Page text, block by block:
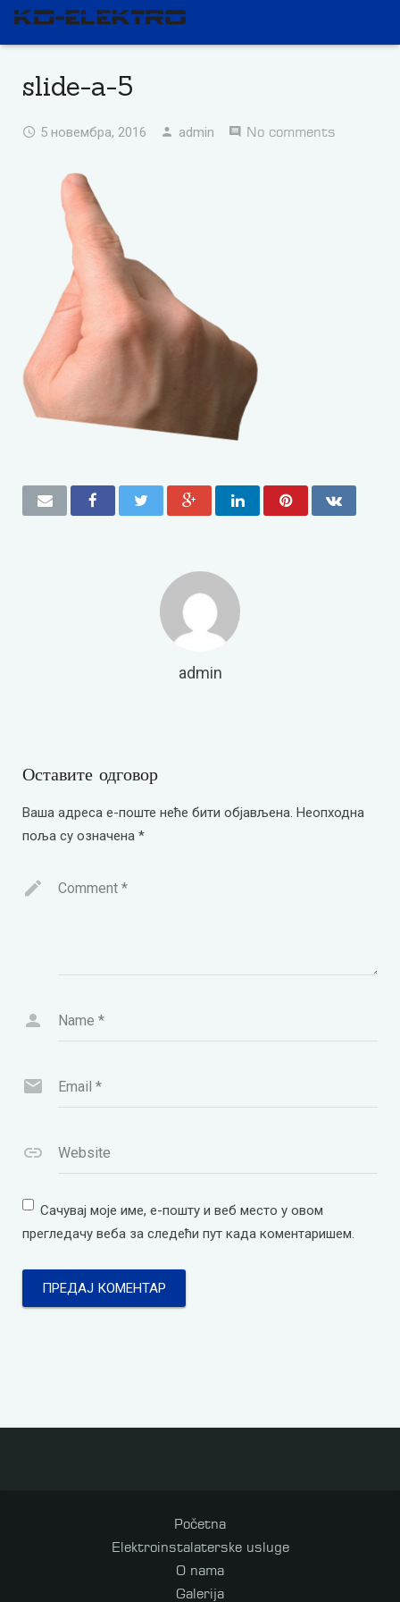
slide-a-5
5 новембра, 2016 admin No comments
admin
Оставите одговор
Ваша адреса е-поште неће бити објављена. Неопходна
поља су означена *
Comment *
Name *
Email *
Website
Сачувај моје име, е-пошту и веб место у овом
прегледачу веба за следећи пут када коментаришем.
Početna
Elektroinstalaterske usluge
O nama
Galerija